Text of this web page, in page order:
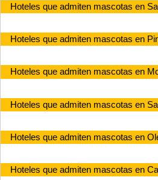
Hoteles que admiten mascotas en
Hoteles que admiten mascotas en
Hoteles que admiten mascotas en
Hoteles que admiten mascotas en
Hoteles que admiten mascotas en
Hoteles que admiten mascotas en